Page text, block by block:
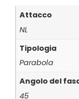
Attacco
NL
Tipologia
Parabola
Angolo del
45